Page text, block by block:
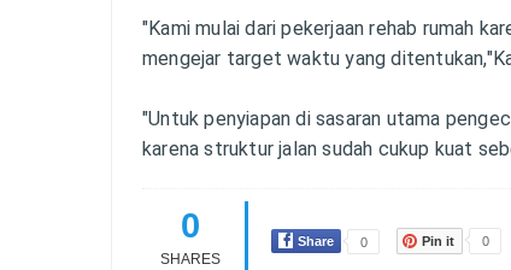
"Kami mulai dari pekerjaan rehab rumah
mengejar target waktu yang
"Untuk penyiapan di sasaran utama
karena struktur jalan sudah cukup kuat
0
SHARES
Share 0 Pin it 0